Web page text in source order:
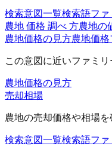
検索意図一覧検索語ファ
農地 価格 調べ 方農地の
農地価格の見方農地価
この意図に近いファミリ
農地価格の見方
売却相場
農地の売却価格や相場
検索意図一覧検索語ファ